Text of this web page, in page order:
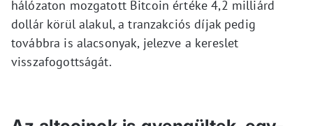
hálózaton mozgatott Bitcoin értéke 4,2 milliárd
dollár körül alakul, a tranzakciós díjak pedig
továbbra is alacsonyak, jelezve a kereslet
visszafogottságát.